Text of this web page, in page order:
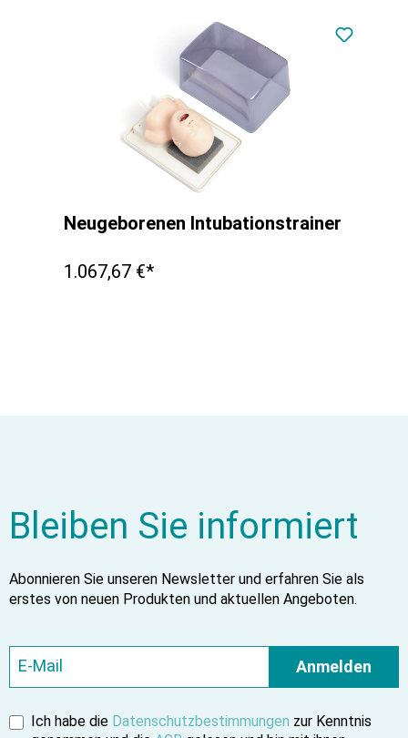
Neugeborenen Intubationstrainer
1.067,67 €*
Bleiben Sie informiert
Abonnieren Sie unseren Newsletter und erfahren Sie als
erstes von neuen Produkten und aktuellen Angeboten.
Anmelden
Ich habe die Datenschutzbestimmungen zur Kenntnis